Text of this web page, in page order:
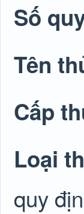
Số
Tên
Cấp
Loại
quy